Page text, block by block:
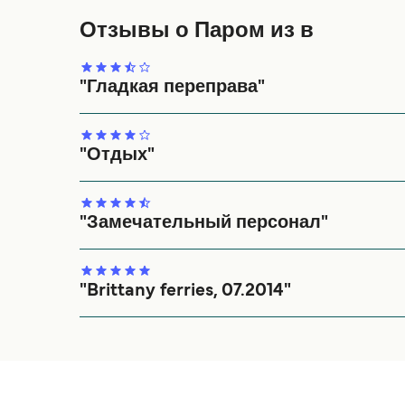
Отзывы о Паром из в
"Гладкая переправа"
Дувр - Кале, это сэкономило нам время езды
"Отдых"
"Замечательный персонал"
снова будем пользоваться этим сервисом.
"Brittany ferries, 07.2014"